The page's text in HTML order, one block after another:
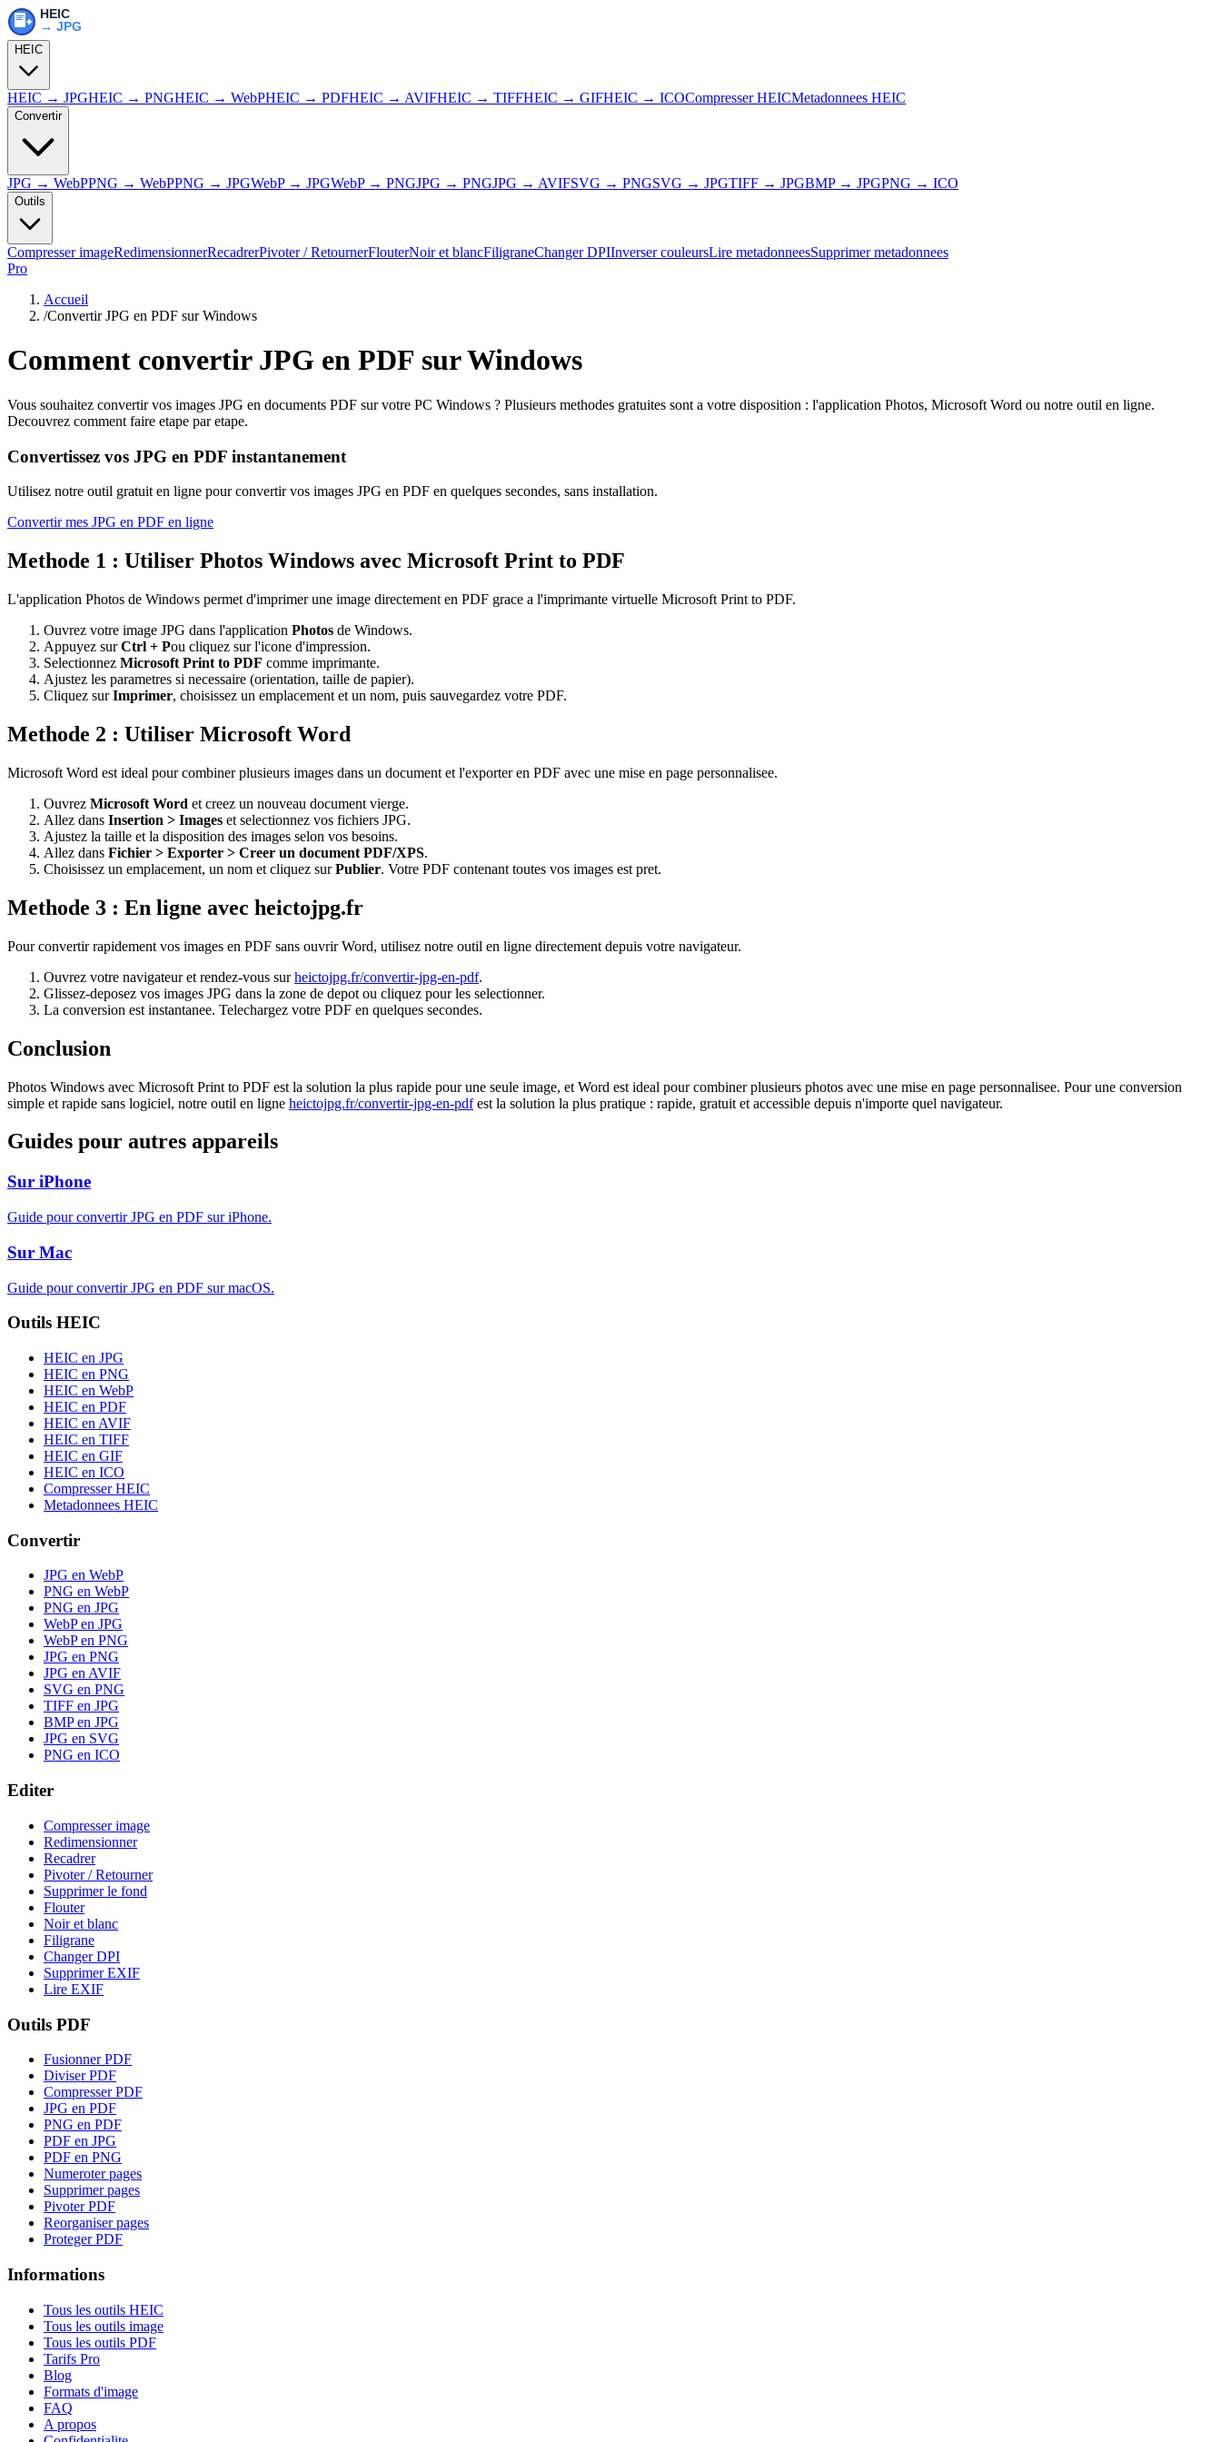
HEIC
HEIC → JPGHEIC → PNGHEIC → WebPHEIC → PDFHEIC → AVIFHEIC → TIFFHEIC → GIFHEIC → ICOCompresser HEICMetadonnees HEIC
Convertir
JPG → WebPPNG → WebPPNG → JPGWebP → JPGWebP → PNGJPG → PNGJPG → AVIFSVG → PNGSVG → JPGTIFF → JPGBMP → JPGPNG → ICO
Outils
Compresser imageRedimensionnerRecadrerPivoter / RetournerFlouterNoir et blancFiligraneChanger DPIInverser couleursLire metadonneesSupprimer metadonnees
Pro
Accueil
/Convertir JPG en PDF sur Windows
Comment convertir JPG en PDF sur Windows
Vous souhaitez convertir vos images JPG en documents PDF sur votre PC Windows ? Plusieurs methodes gratuites sont a votre disposition : l'application Photos, Microsoft Word ou notre outil en ligne.
Decouvrez comment faire etape par etape.
Convertissez vos JPG en PDF instantanement
Utilisez notre outil gratuit en ligne pour convertir vos images JPG en PDF en quelques secondes, sans installation.
Convertir mes JPG en PDF en ligne
Methode 1 : Utiliser Photos Windows avec Microsoft Print to PDF
L'application Photos de Windows permet d'imprimer une image directement en PDF grace a l'imprimante virtuelle Microsoft Print to PDF.
Ouvrez votre image JPG dans l'application Photos de Windows.
Appuyez surCtrl + Pou cliquez sur l'icone d'impression.
Selectionnez Microsoft Print to PDF comme imprimante.
Ajustez les parametres si necessaire (orientation, taille de papier).
Cliquez surImprimer, choisissez un emplacement et un nom, puis sauvegardez votre PDF.
Methode 2 : Utiliser Microsoft Word
Microsoft Word est ideal pour combiner plusieurs images dans un document et l'exporter en PDF avec une mise en page personnalisee.
Ouvrez Microsoft Word et creez un nouveau document vierge.
Allez dans Insertion > Images et selectionnez vos fichiers JPG.
Ajustez la taille et la disposition des images selon vos besoins.
Allez dans Fichier > Exporter > Creer un document PDF/XPS.
Choisissez un emplacement, un nom et cliquez surPublier. Votre PDF contenant toutes vos images est pret.
Methode 3 : En ligne avec heictojpg.fr
Pour convertir rapidement vos images en PDF sans ouvrir Word, utilisez notre outil en ligne directement depuis votre navigateur.
Ouvrez votre navigateur et rendez-vous sur heictojpg.fr/convertir-jpg-en-pdf.
Glissez-deposez vos images JPG dans la zone de depot ou cliquez pour les selectionner.
La conversion est instantanee. Telechargez votre PDF en quelques secondes.
Conclusion
Photos Windows avec Microsoft Print to PDF est la solution la plus rapide pour une seule image, et Word est ideal pour combiner plusieurs photos avec une mise en page personnalisee. Pour une conversion
simple et rapide sans logiciel, notre outil en ligne heictojpg.fr/convertir-jpg-en-pdf est la solution la plus pratique : rapide, gratuit et accessible depuis n'importe quel navigateur.
Guides pour autres appareils
Sur iPhone
Guide pour convertir JPG en PDF sur iPhone.
Sur Mac
Guide pour convertir JPG en PDF sur macOS.
Outils HEIC
HEIC en JPG
HEIC en PNG
HEIC en WebP
HEIC en PDF
HEIC en AVIF
HEIC en TIFF
HEIC en GIF
HEIC en ICO
Compresser HEIC
Metadonnees HEIC
Convertir
JPG en WebP
PNG en WebP
PNG en JPG
WebP en JPG
WebP en PNG
JPG en PNG
JPG en AVIF
SVG en PNG
TIFF en JPG
BMP en JPG
JPG en SVG
PNG en ICO
Editer
Compresser image
Redimensionner
Recadrer
Pivoter / Retourner
Supprimer le fond
Flouter
Noir et blanc
Filigrane
Changer DPI
Supprimer EXIF
Lire EXIF
Outils PDF
Fusionner PDF
Diviser PDF
Compresser PDF
JPG en PDF
PNG en PDF
PDF en JPG
PDF en PNG
Numeroter pages
Supprimer pages
Pivoter PDF
Reorganiser pages
Proteger PDF
Informations
Tous les outils HEIC
Tous les outils image
Tous les outils PDF
Tarifs Pro
Blog
Formats d'image
FAQ
A propos